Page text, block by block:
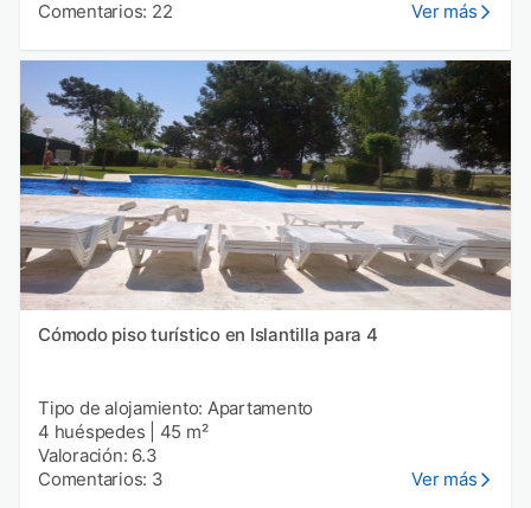
Comentarios: 22
Ver más
Cómodo piso turístico en Islantilla para 4
Tipo de alojamiento: Apartamento
4 huéspedes
45 m²
Valoración: 6.3
Comentarios: 3
Ver más